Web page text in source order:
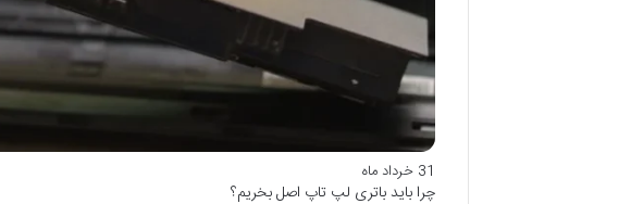
31 خرداد ماه
چرا باید باتری لپ تاپ اصل بخریم؟